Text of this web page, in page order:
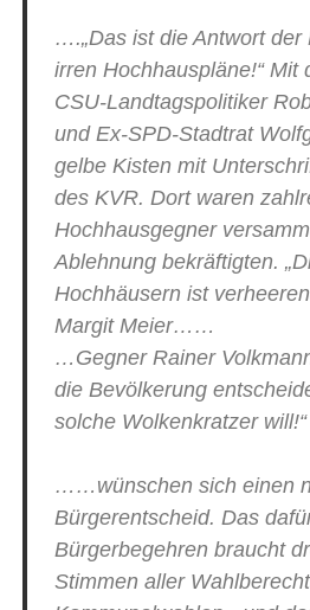
….„Das ist die Antwort der
irren Hochhauspläne!“ Mit
CSU-Landtagspolitiker
und Ex-SPD-Stadtrat
gelbe Kisten mit
des KVR. Dort waren
Hochhausgegner
Ablehnung bekräftigten.
Hochhäusern ist
Margit Meier……
…Gegner Rainer
die Bevölkerung
solche Wolkenkratzer will!“
……wünschen sich einen
Bürgerentscheid. Das
Bürgerbegehren braucht
Stimmen aller